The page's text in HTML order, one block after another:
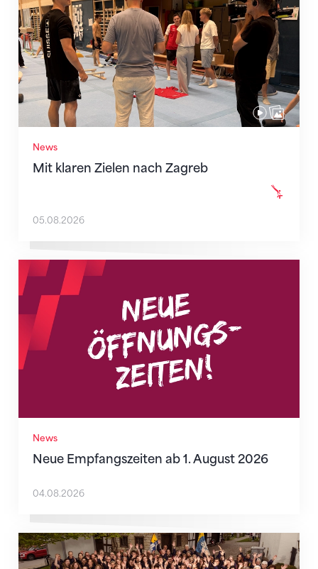
News
Mit klaren Zielen nach Zagreb
05.08.2026
News
Neue Empfangszeiten ab 1. August 2026
Neue Empfangszeiten ab 1. August 2026
04.08.2026
Wenn Mitmachen selbstverständlich ist